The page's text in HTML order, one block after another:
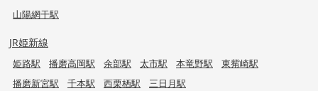
山陽網干駅
JR姫新線
姫路駅 播磨高岡駅 余部駅 太市駅 本竜野駅
東觜崎駅
播磨新宮駅
千本駅 西栗栖駅 三日月駅